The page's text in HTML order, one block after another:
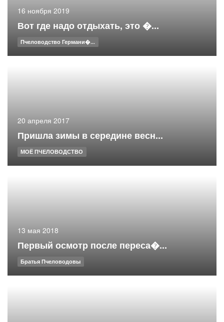
16 ноября 2019
Вот где надо отдыхать, это �...
Пчеловодство Германи�...
20 апреля 2017
Пришла зимы в середине весн...
МОЁ ПЧЕЛОВОДСТВО
13 мая 2018
Первый осмотр после переса�...
Братья Пчеловодовы